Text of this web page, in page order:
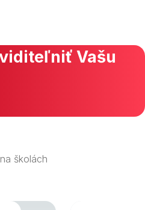
Vašu
na školách